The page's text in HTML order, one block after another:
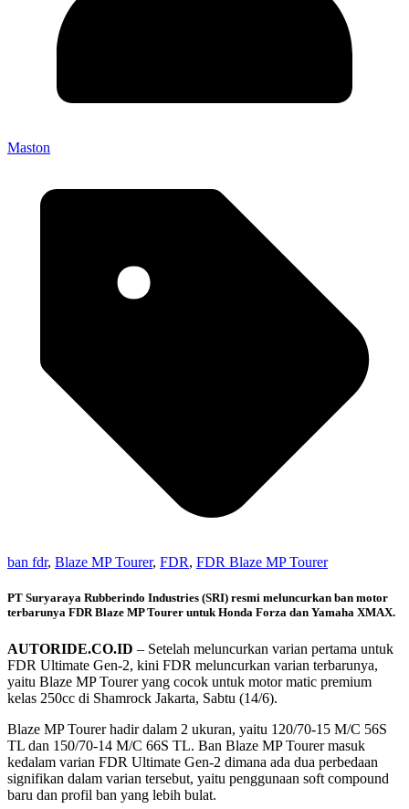
Maston
ban fdr, Blaze MP Tourer, FDR, FDR Blaze MP Tourer
PT Suryaraya Rubberindo Industries (SRI) resmi meluncurkan ban motor
terbarunya FDR Blaze MP Tourer untuk Honda Forza dan Yamaha XMAX.
AUTORIDE.CO.ID – Setelah meluncurkan varian pertama untuk
FDR Ultimate Gen-2, kini FDR meluncurkan varian terbarunya,
yaitu Blaze MP Tourer yang cocok untuk motor matic premium
kelas 250cc di Shamrock Jakarta, Sabtu (14/6).
Blaze MP Tourer hadir dalam 2 ukuran, yaitu 120/70-15 M/C 56S
TL dan 150/70-14 M/C 66S TL. Ban Blaze MP Tourer masuk
kedalam varian FDR Ultimate Gen-2 dimana ada dua perbedaan
signifikan dalam varian tersebut, yaitu penggunaan soft compound
baru dan profil ban yang lebih bulat.